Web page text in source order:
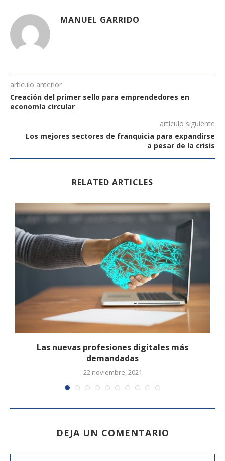
MANUEL GARRIDO
artículo anterior
Creación del primer sello para emprendedores en
economía circular
artículo siguiente
Los mejores sectores de franquicia para expandirse
a pesar de la crisis
RELATED ARTICLES
Las nuevas profesiones digitales más
demandadas
22 noviembre, 2021
DEJA UN COMENTARIO